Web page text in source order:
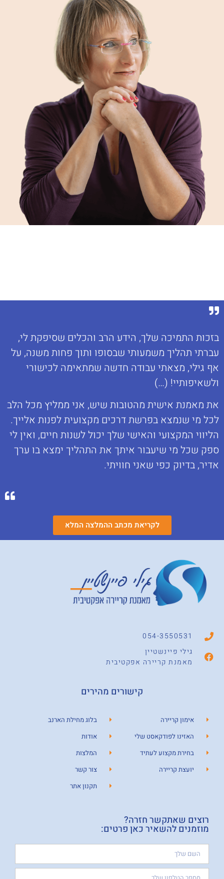
בזכות התמיכה שלך, הידע הרב והכלים שסיפקת לי,
עברתי תהליך משמעותי שבסופו ותוך פחות משנה, על
אף גילי, מצאתי עבודה חדשה שמתאימה לכישורי
ולשאיפותיי! (…)
את מאמנת אישית מהטובות שיש, אני ממליץ מכל הלב
לכל מי שנמצא בפרשת דרכים מקצועית לפנות אלייך.
הליווי המקצועי והאישי שלך יכול לשנות חיים, ואין לי
ספק שכל מי שיעבור איתך את התהליך ימצא בו ערך
אדיר, בדיוק כפי שאני חוויתי.
לקריאת מכתב ההמלצה המלא
054-3550531
גילי פיינשטיין
מאמנת קריירה אפקטיבית
קישורים מהירים
אימון קריירה
האזינו לפודקאסט שלי
בחירת מקצוע לעתיד
יועצת קריירה
בלוג מחילת הארנב
אודות
המלצות
צור קשר
תקנון אתר
רוצים שאתקשר חזרה?
מוזמנים להשאיר כאן פרטים: